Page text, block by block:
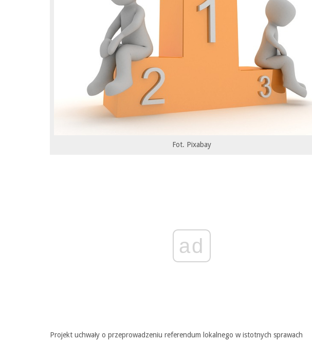
Fot. Pixabay
ad
Projekt uchwały o przeprowadzeniu referendum lokalnego w istotnych sprawach